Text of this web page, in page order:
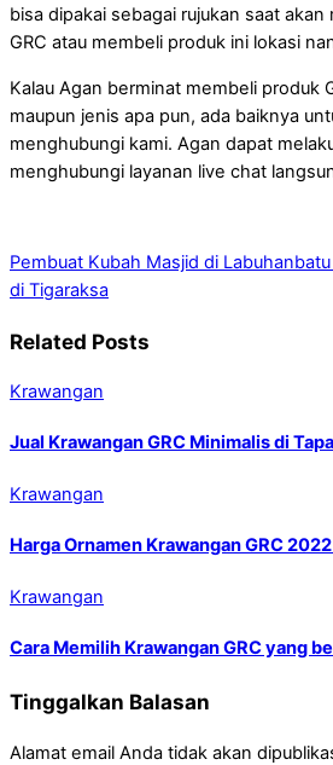
bisa dipakai sebagai rujukan saat
GRC atau membeli produk ini lokasi
Kalau Agan berminat membeli produk
maupun jenis apa pun, ada baiknya
menghubungi kami. Agan dapat
menghubungi layanan live chat
Pembuat Kubah Masjid di Labuhanbatu
di Tigaraksa
Related Posts
Krawangan
Jual Krawangan GRC Minimalis di
Krawangan
Harga Ornamen Krawangan GRC
Krawangan
Cara Memilih Krawangan GRC yang
Tinggalkan Balasan
Alamat email Anda tidak akan